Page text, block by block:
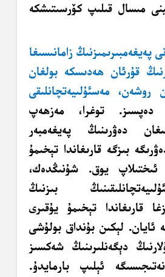
مىسال قىلىپ كۆرسىتىشكە
پەيغەمبىرىمىزنىڭ زامانىسىغا
قۇرئان ھەدىسكە بولغان
مەسئۇلىيەتچانلىقى
توغرا،مەزھەپ
دەۋرىنىڭ پەيغەمبەر
بىزگە قارىغاندا تېخىمۇ
ئىختىلاپ يوق. شۇنىڭدەك،
بىزنىڭ
قارىغاندا تېخىمۇ يۇقىرى
ئايان. لېكىن بۇنداق بولۇشى
دېگەنلىرىنىڭ شەكسىز
ئېلىپ بارمايدۇ.